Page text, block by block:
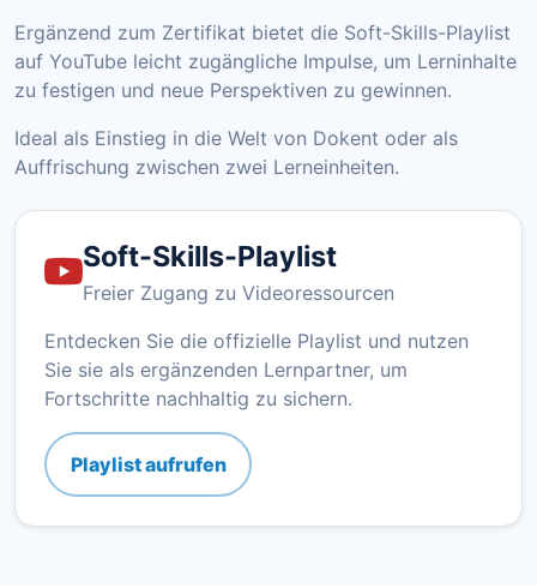
Ergänzend zum Zertifikat bietet die Soft-Skills-Playlist
auf YouTube leicht zugängliche Impulse, um Lerninhalte
zu festigen und neue Perspektiven zu gewinnen.
Ideal als Einstieg in die Welt von Dokent oder als
Auffrischung zwischen zwei Lerneinheiten.
Soft-Skills-Playlist
Freier Zugang zu Videoressourcen
Entdecken Sie die offizielle Playlist und nutzen
Sie sie als ergänzenden Lernpartner, um
Fortschritte nachhaltig zu sichern.
Playlist aufrufen